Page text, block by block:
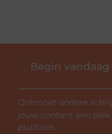
Begin
Ontmoet andere
jouw content een
platform.